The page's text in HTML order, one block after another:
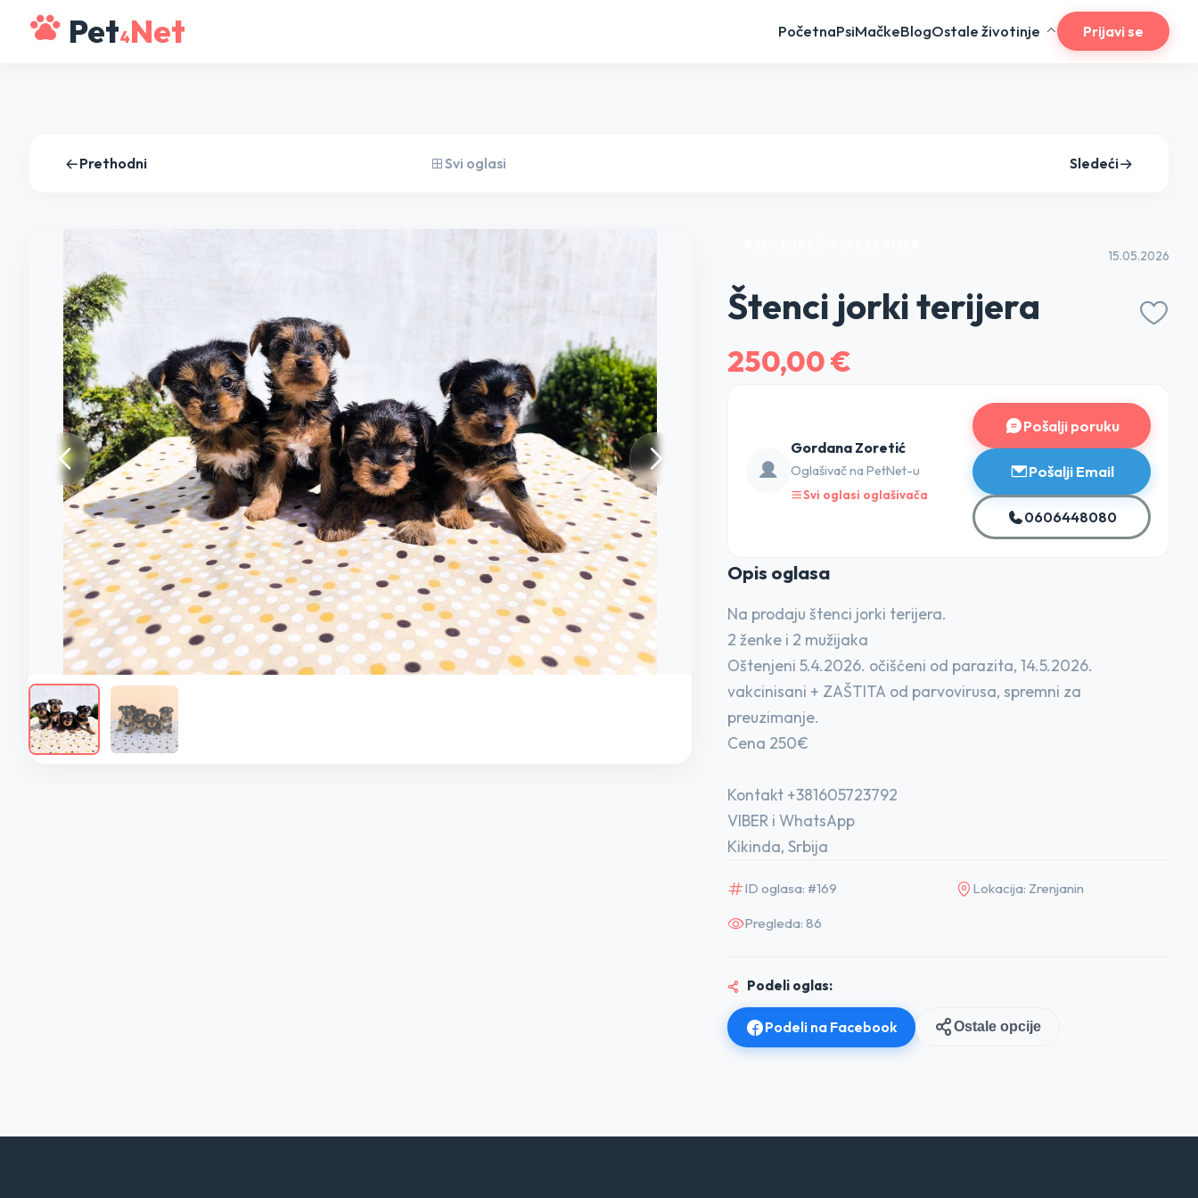
Pet4Net PočetnaPsiMačkeBlogOstale životinje Prijavi se
Prethodni Svi oglasi Sledeći
15.05.2026
Štenci jorki terijera
250,00 €
Gordana Zoretić
Oglašivač na PetNet-u
Svi oglasi oglašivača
Pošalji poruku
Pošalji Email
0606448080
Opis oglasa
Na prodaju štenci jorki terijera.
2 ženke i 2 mužijaka
Oštenjeni 5.4.2026. očišćeni od parazita, 14.5.2026.
vakcinisani + ZAŠTITA od parvovirusa, spremni za
preuzimanje.
Cena 250€
Kontakt +381605723792
VIBER i WhatsApp
Kikinda, Srbija
ID oglasa: #169 Lokacija: Zrenjanin
Pregleda: 86
Podeli oglas:
Podeli na Facebook Ostale opcije